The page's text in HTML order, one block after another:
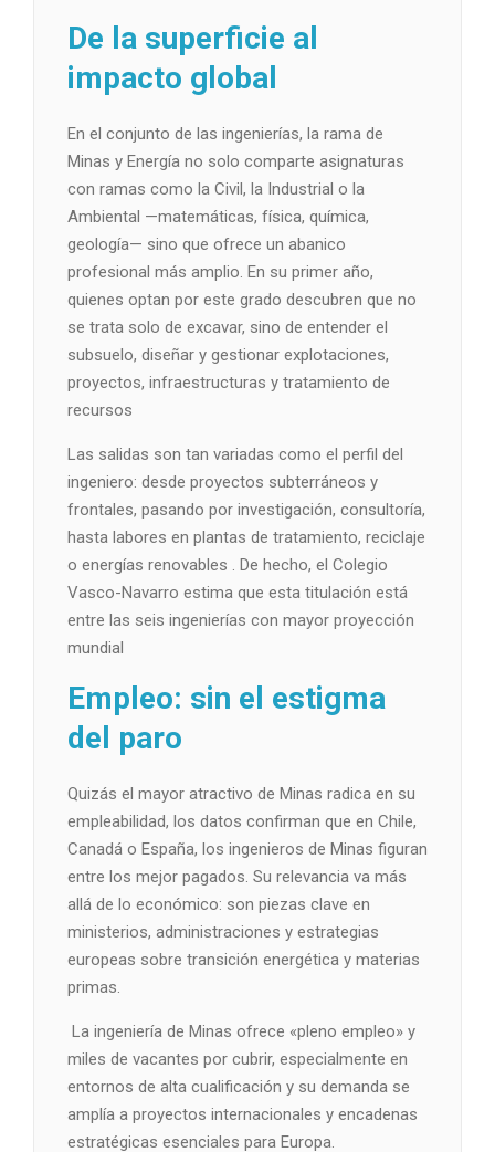
De la superficie al
impacto global
En el conjunto de las ingenierías, la rama de
Minas y Energía no solo comparte asignaturas
con ramas como la Civil, la Industrial o la
Ambiental —matemáticas, física, química,
geología— sino que ofrece un abanico
profesional más amplio. En su primer año,
quienes optan por este grado descubren que no
se trata solo de excavar, sino de entender el
subsuelo, diseñar y gestionar explotaciones,
proyectos, infraestructuras y tratamiento de
recursos
Las salidas son tan variadas como el perfil del
ingeniero: desde proyectos subterráneos y
frontales, pasando por investigación, consultoría,
hasta labores en plantas de tratamiento, reciclaje
o energías renovables . De hecho, el Colegio
Vasco-Navarro estima que esta titulación está
entre las seis ingenierías con mayor proyección
mundial
Empleo: sin el estigma
del paro
Quizás el mayor atractivo de Minas radica en su
empleabilidad, los datos confirman que en Chile,
Canadá o España, los ingenieros de Minas figuran
entre los mejor pagados. Su relevancia va más
allá de lo económico: son piezas clave en
ministerios, administraciones y estrategias
europeas sobre transición energética y materias
primas.
La ingeniería de Minas ofrece «pleno empleo» y
miles de vacantes por cubrir, especialmente en
entornos de alta cualificación y su demanda se
amplía a proyectos internacionales y encadenas
estratégicas esenciales para Europa.